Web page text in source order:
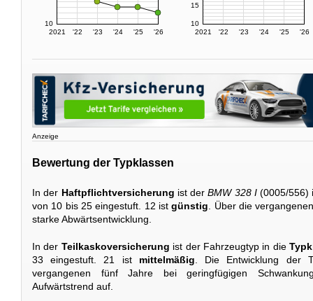
2021 '22 '23 '24 '25 '26
10
2021 '22 '23 '24 '25 '26
10
15
Anzeige
Bewertung der Typklassen
In der Haftpflichtversicherung ist derBMW 328 I(0005/556)
von 10 bis 25 eingestuft. 12 istgünstig . Über die
starke Abwärtsentwicklung.
In der Teilkaskoversicherung ist der Fahrzeugtyp in die
33 eingestuft. 21 ist mittelmäßig . Die Entwicklung der
vergangenen fünf Jahre bei geringfügigen
Aufwärtstrend auf.